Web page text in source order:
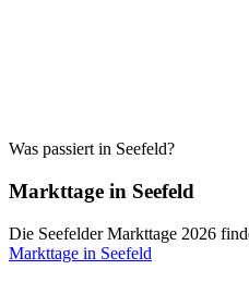
Was passiert in Seefeld?
Markttage in Seefeld
Die Seefelder Markttage 2026
Markttage in Seefeld